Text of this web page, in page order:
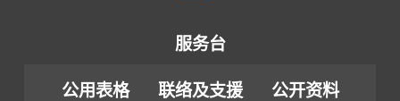
服务台
公用表格 联络及支援
公开资料